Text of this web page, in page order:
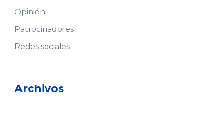
Opinión
Patrocinadores
Redes sociales
Archivos